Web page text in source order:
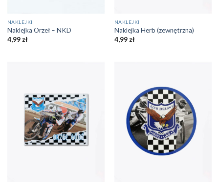
NAKLEJKI
Naklejka Orzeł – NKD
4,99 zł
NAKLEJKI
Naklejka Herb (zewnętrzna)
4,99 zł